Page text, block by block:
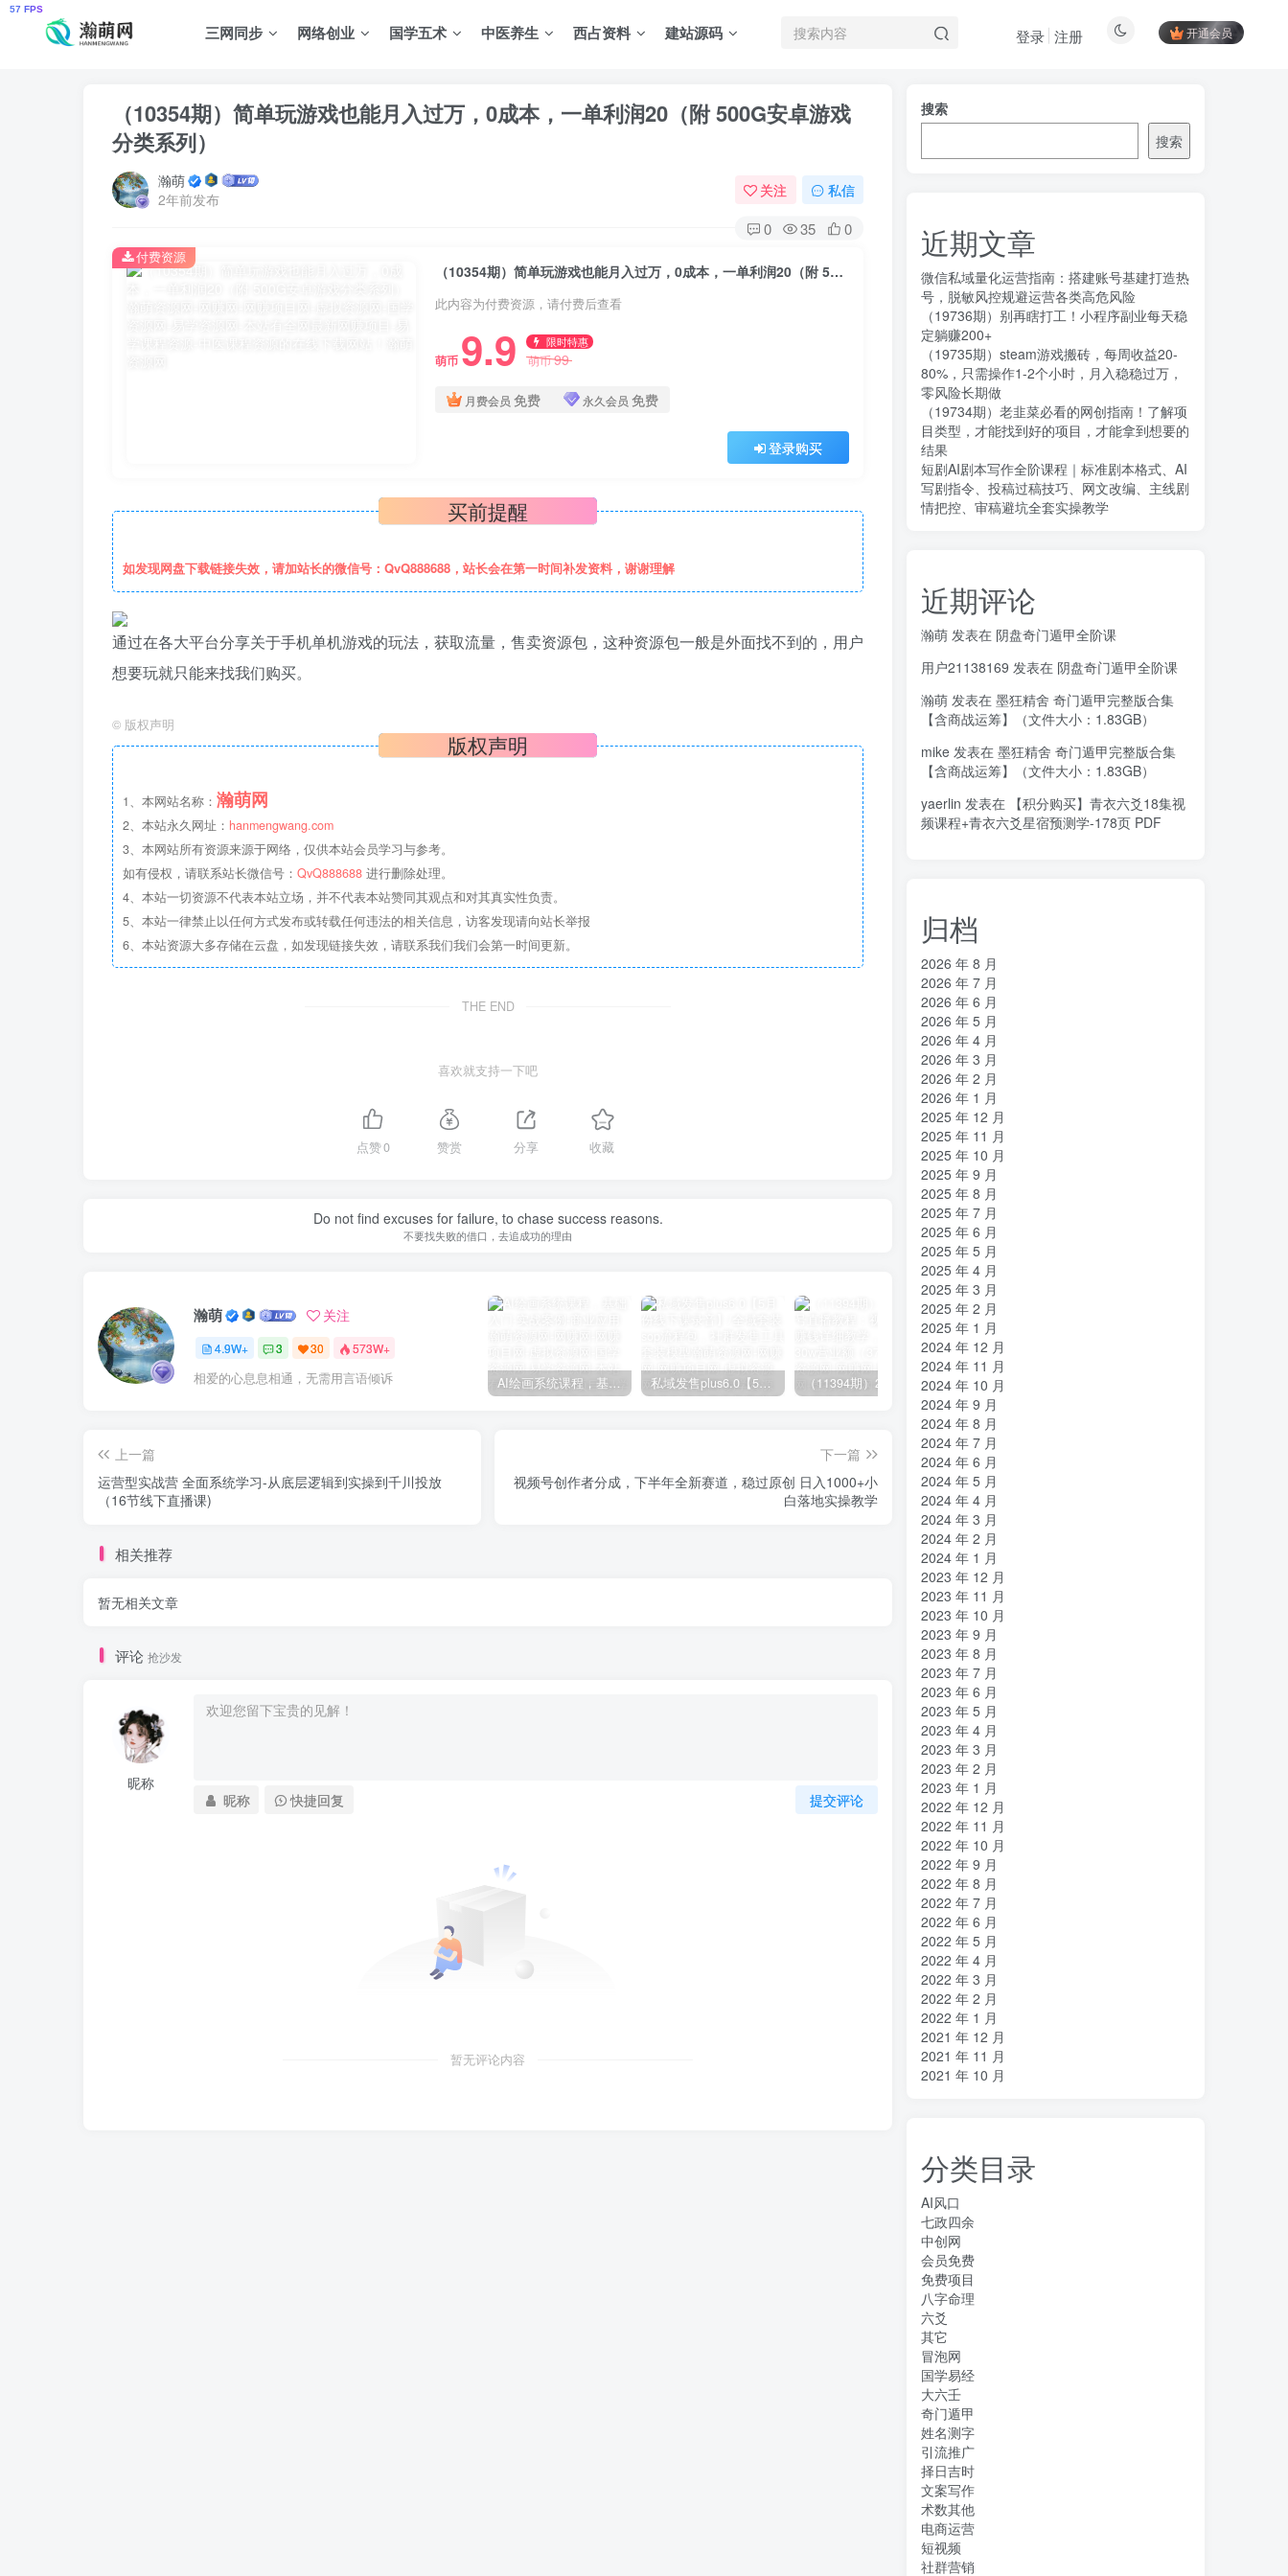
三网同步 网络创业 国学五术 中医养生 西占资料 建站源码 开通会员
登录 注册
（10354期）简单玩游戏也能月入过万，0成本，一单利润20（附 500G安卓游戏
分类系列）
瀚萌
2年前发布
关注 私信
0 35 0
（10354期）简单玩游戏也能月入过万，0成本，一单利润20（附 500G安卓游戏分类系列）
此内容为付费资源，请付费后查看
萌币 9.9 限时特惠
萌币99
月费会员 免费 永久会员 免费
登录购买
付费资源
买前提醒
如发现网盘下载链接失效，请加站长的微信号：QvQ888688，站长会在第一时间补发资料，谢谢理解
通过在各大平台分享关于手机单机游戏的玩法，获取流量，售卖资源包，这种资源包一般是外面找不到的，用户
想要玩就只能来找我们购买。
© 版权声明
版权声明
1、本网站名称： 瀚萌网
2、本站永久网址： hanmengwang.com
3、本网站所有资源来源于网络，仅供本站会员学习与参考。
如有侵权，请联系站长微信号： QvQ888688 进行删除处理。
4、本站一切资源不代表本站立场，并不代表本站赞同其观点和对其真实性负责。
5、本站一律禁止以任何方式发布或转载任何违法的相关信息，访客发现请向站长举报
6、本站资源大多存储在云盘，如发现链接失效，请联系我们我们会第一时间更新。
THE END
喜欢就支持一下吧
点赞0 赞赏 分享 收藏
Do not find excuses for failure, to chase success reasons.
不要找失败的借口，去追成功的理由
瀚萌 关注
4.9W+ 3 30 573W+
相爱的心息息相通，无需用言语倾诉 私域发售plus6.0【5月份线下课录音】/全域套装sop流程包，社群发售工具套装模型 （11394期）2024视频号直播教程：视频号如何赚钱详细教学，一场直播30w营业额（37节）
上一篇
运营型实战营 全面系统学习-从底层逻辑到实操到千川投放
（16节线下直播课)
下一篇
视频号创作者分成，下半年全新赛道，稳过原创 日入1000+小
白落地实操教学
相关推荐
暂无相关文章
评论 抢沙发
昵称
提交评论
昵称 快捷回复
暂无评论内容
搜索
搜索
近期文章
微信私域量化运营指南：搭建账号基建打造热
号，脱敏风控规避运营各类高危风险
（19736期）别再瞎打工！小程序副业每天稳
定躺赚200+
（19735期）steam游戏搬砖，每周收益20-
80%，只需操作1-2个小时，月入稳稳过万，
零风险长期做
（19734期）老韭菜必看的网创指南！了解项
目类型，才能找到好的项目，才能拿到想要的
结果
短剧AI剧本写作全阶课程｜标准剧本格式、AI
写剧指令、投稿过稿技巧、网文改编、主线剧
情把控、审稿避坑全套实操教学
近期评论
瀚萌 发表在 阴盘奇门遁甲全阶课
用户21138169 发表在 阴盘奇门遁甲全阶课
瀚萌 发表在 墨狂精舍 奇门遁甲完整版合集
【含商战运筹】（文件大小：1.83GB）
mike 发表在 墨狂精舍 奇门遁甲完整版合集
【含商战运筹】（文件大小：1.83GB）
yaerlin 发表在 【积分购买】青衣六爻18集视
频课程+青衣六爻星宿预测学-178页 PDF
归档
2026 年 8 月
2026 年 7 月
2026 年 6 月
2026 年 5 月
2026 年 4 月
2026 年 3 月
2026 年 2 月
2026 年 1 月
2025 年 12 月
2025 年 11 月
2025 年 10 月
2025 年 9 月
2025 年 8 月
2025 年 7 月
2025 年 6 月
2025 年 5 月
2025 年 4 月
2025 年 3 月
2025 年 2 月
2025 年 1 月
2024 年 12 月
2024 年 11 月
2024 年 10 月
2024 年 9 月
2024 年 8 月
2024 年 7 月
2024 年 6 月
2024 年 5 月
2024 年 4 月
2024 年 3 月
2024 年 2 月
2024 年 1 月
2023 年 12 月
2023 年 11 月
2023 年 10 月
2023 年 9 月
2023 年 8 月
2023 年 7 月
2023 年 6 月
2023 年 5 月
2023 年 4 月
2023 年 3 月
2023 年 2 月
2023 年 1 月
2022 年 12 月
2022 年 11 月
2022 年 10 月
2022 年 9 月
2022 年 8 月
2022 年 7 月
2022 年 6 月
2022 年 5 月
2022 年 4 月
2022 年 3 月
2022 年 2 月
2022 年 1 月
2021 年 12 月
2021 年 11 月
2021 年 10 月
分类目录
AI风口
七政四余
中创网
会员免费
免费项目
八字命理
六爻
其它
冒泡网
国学易经
大六壬
奇门遁甲
姓名测字
引流推广
择日吉时
文案写作
术数其他
电商运营
短视频
社群营销